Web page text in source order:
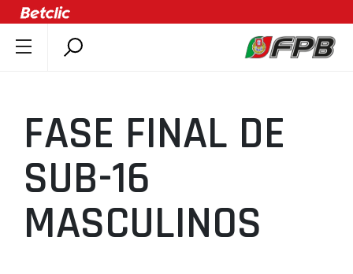
ÚLTIMAS
COMPETIÇÕES
ASSOCIAÇÕES
CLUBES
AGENTES
FASE FINAL DE
SUB-16
MASCULINOS